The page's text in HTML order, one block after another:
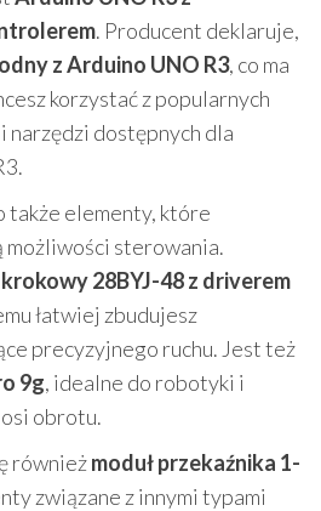
. Producent deklaruje,
z Arduino UNO R3, co ma
korzystać z popularnych
narzędzi dostępnych dla
także elementy, które
sterowania.
28BYJ-48 z driverem
łatwiej zbudujesz
precyzyjnego ruchu. Jest też
9g, idealne do robotyki i
obrotu.
równieżmoduł przekaźnika 1-
związane z innymi typami